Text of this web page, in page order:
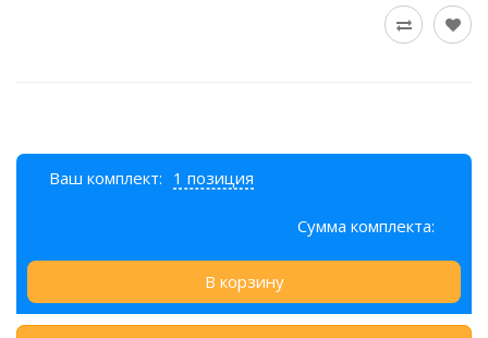
Ваш комплект: 1 позиция
Сумма комплекта:
В корзину